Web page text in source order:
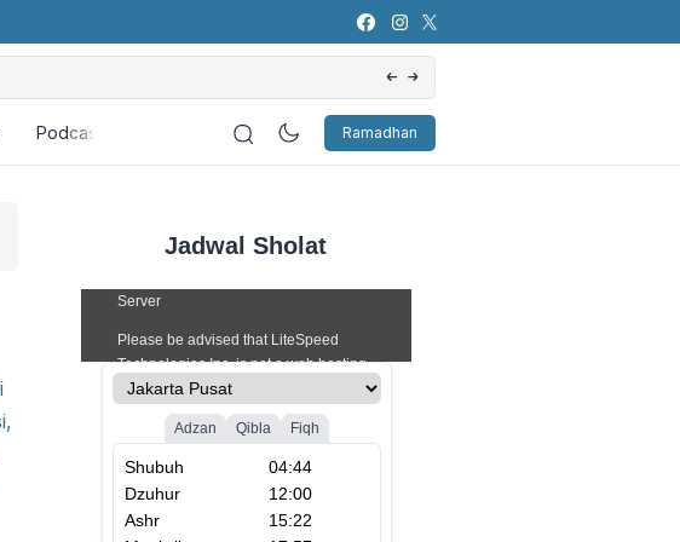
Artificial Intelligence (AI): Bagaimana
Ramadhan
Podcast
Jadwal Sholat